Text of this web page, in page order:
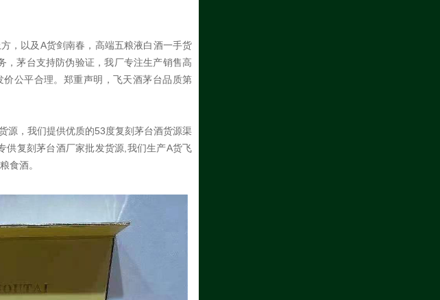
，以及A货剑南春，高端五粮液白酒一手货
，茅台支持防伪验证，我厂专注生产销售高
公平合理。郑重声明，飞天酒茅台品质第
源，我们提供优质的53度复刻茅台酒货源渠
供复刻茅台酒厂家批发货源,我们生产A货飞
食酒。